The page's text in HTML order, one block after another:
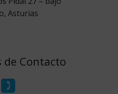
Asturias
de Contacto